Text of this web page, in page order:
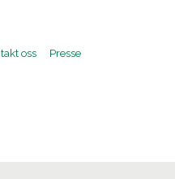
oss Presse